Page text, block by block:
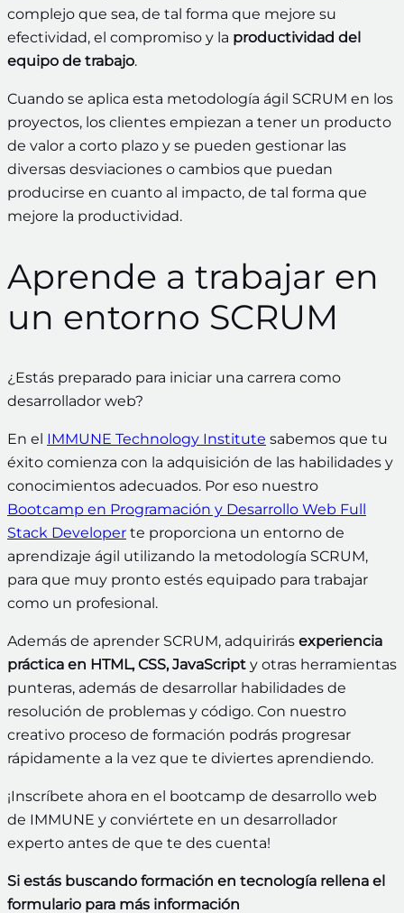
complejo que sea, de tal forma que mejore su
efectividad, el compromiso y la productividad del
equipo de trabajo.
Cuando se aplica esta metodología ágil SCRUM en los
proyectos, los clientes empiezan a tener un producto
de valor a corto plazo y se pueden gestionar las
diversas desviaciones o cambios que puedan
producirse en cuanto al impacto, de tal forma que
mejore la productividad.
Aprende a trabajar en
un entorno SCRUM
¿Estás preparado para iniciar una carrera como
desarrollador web?
En el IMMUNE Technology Institute sabemos que tu
éxito comienza con la adquisición de las habilidades y
conocimientos adecuados. Por eso nuestro
Bootcamp en Programación y Desarrollo Web Full
Stack Developer te proporciona un entorno de
aprendizaje ágil utilizando la metodología SCRUM,
para que muy pronto estés equipado para trabajar
como un profesional.
Además de aprender SCRUM, adquirirás experiencia
práctica en HTML, CSS, JavaScript y otras herramientas
punteras, además de desarrollar habilidades de
resolución de problemas y código. Con nuestro
creativo proceso de formación podrás progresar
rápidamente a la vez que te diviertes aprendiendo.
¡Inscríbete ahora en el bootcamp de desarrollo web
de IMMUNE y conviértete en un desarrollador
experto antes de que te des cuenta!
Si estás buscando formación en tecnología rellena el
formulario para más información